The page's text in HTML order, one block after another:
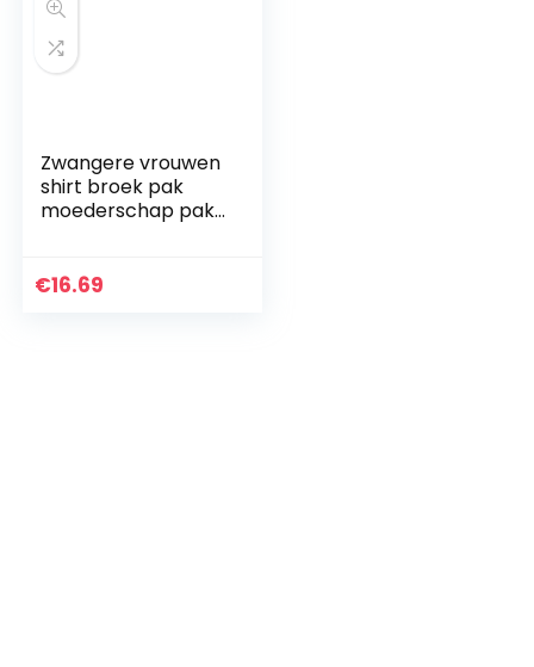
Zwangere vrouwen
shirt broek pak
moederschap pak
shorts cadeau voor
€16.69